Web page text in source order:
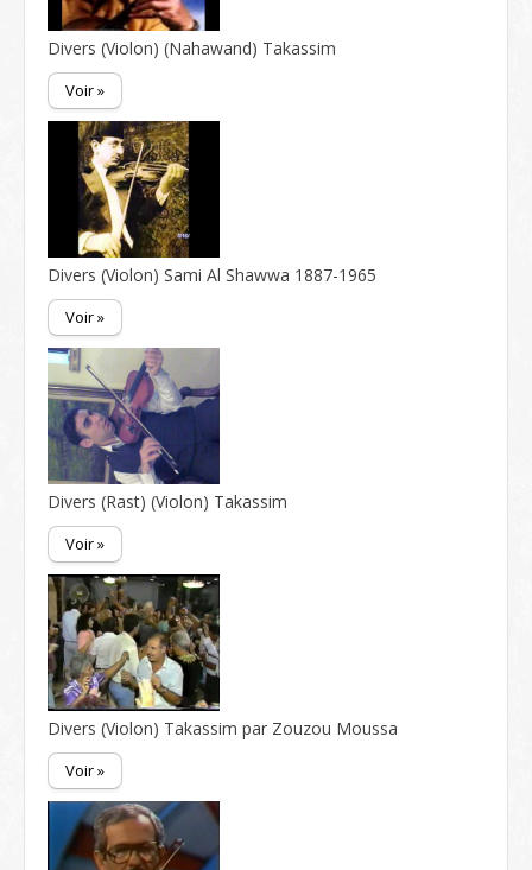
Divers (Violon) (Nahawand) Takassim
Voir »
Divers (Violon) Sami Al Shawwa 1887-1965
Voir »
Divers (Rast) (Violon) Takassim
Voir »
Divers (Violon) Takassim par Zouzou Moussa
Voir »